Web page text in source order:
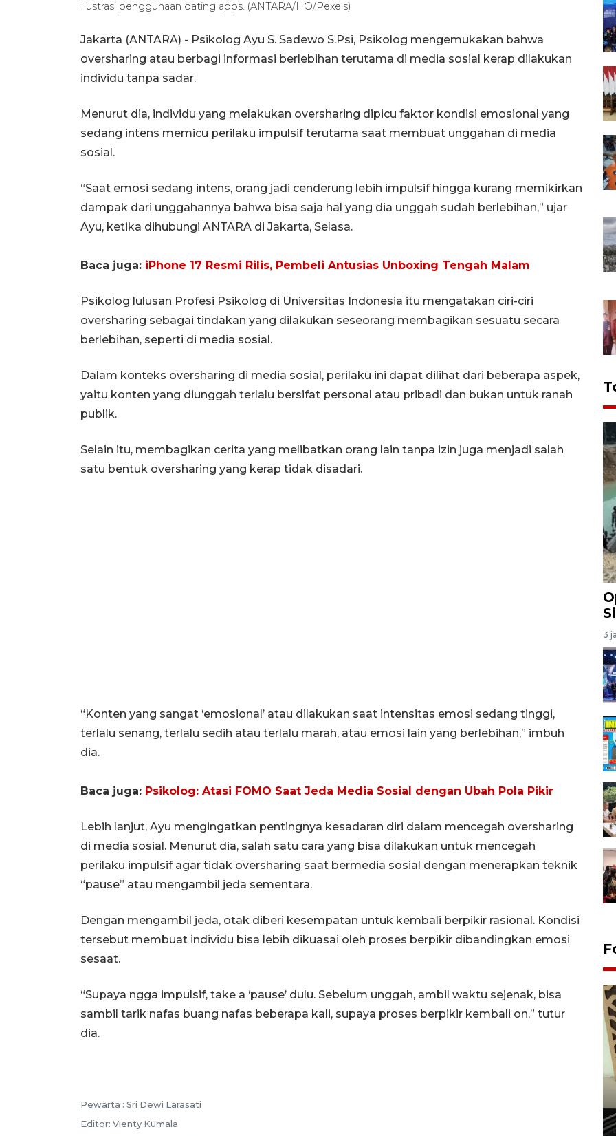
Ilustrasi penggunaan dating apps. (ANTARA/HO/Pexels)
Jakarta (ANTARA) - Psikolog Ayu S. Sadewo S.Psi, Psikolog mengemukakan bahwa
oversharing atau berbagi informasi berlebihan terutama di media sosial kerap dilakukan
individu tanpa sadar.
Menurut dia, individu yang melakukan oversharing dipicu faktor kondisi emosional yang
sedang intens memicu perilaku impulsif terutama saat membuat unggahan di media
sosial.
“Saat emosi sedang intens, orang jadi cenderung lebih impulsif hingga kurang memikirkan
dampak dari unggahannya bahwa bisa saja hal yang dia unggah sudah berlebihan,” ujar
Ayu, ketika dihubungi ANTARA di Jakarta, Selasa.
Baca juga: iPhone 17 Resmi Rilis, Pembeli Antusias Unboxing Tengah Malam
Psikolog lulusan Profesi Psikolog di Universitas Indonesia itu mengatakan ciri-ciri
oversharing sebagai tindakan yang dilakukan seseorang membagikan sesuatu secara
berlebihan, seperti di media sosial.
Dalam konteks oversharing di media sosial, perilaku ini dapat dilihat dari beberapa aspek,
yaitu konten yang diunggah terlalu bersifat personal atau pribadi dan bukan untuk ranah
publik.
Selain itu, membagikan cerita yang melibatkan orang lain tanpa izin juga menjadi salah
satu bentuk oversharing yang kerap tidak disadari.
“Konten yang sangat ‘emosional’ atau dilakukan saat intensitas emosi sedang tinggi,
terlalu senang, terlalu sedih atau terlalu marah, atau emosi lain yang berlebihan,” imbuh
dia.
Baca juga: Psikolog: Atasi FOMO Saat Jeda Media Sosial dengan Ubah Pola Pikir
Lebih lanjut, Ayu mengingatkan pentingnya kesadaran diri dalam mencegah oversharing
di media sosial. Menurut dia, salah satu cara yang bisa dilakukan untuk mencegah
perilaku impulsif agar tidak oversharing saat bermedia sosial dengan menerapkan teknik
“pause” atau mengambil jeda sementara.
Dengan mengambil jeda, otak diberi kesempatan untuk kembali berpikir rasional. Kondisi
tersebut membuat individu bisa lebih dikuasai oleh proses berpikir dibandingkan emosi
sesaat.
“Supaya ngga impulsif, take a ‘pause’ dulu. Sebelum unggah, ambil waktu sejenak, bisa
sambil tarik nafas buang nafas beberapa kali, supaya proses berpikir kembali on,” tutur
dia.
Pewarta : Sri Dewi Larasati
Editor: Vienty Kumala
3